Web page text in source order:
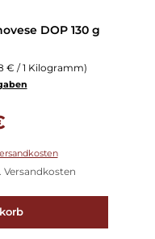
DOP 130 g
€ / 1 Kilogramm)
Versandkosten